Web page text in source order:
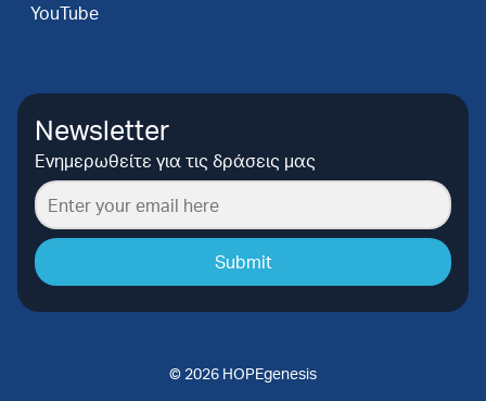
YouTube
Newsletter
Ενημερωθείτε για τις δράσεις μας
Submit
© 2026 HOPEgenesis